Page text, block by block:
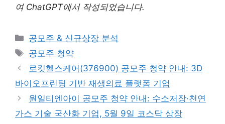
여 ChatGPT에서 작성되었습니다.
Categories
공모주 & 신규상장 분석
Tags
공모주 청약
로킷헬스케어(376900) 공모주 청약 안내: 3D
바이오프린팅 기반 재생의료 플랫폼 기업
원일티엔아이 공모주 청약 안내: 수소저장·천연
가스 기술 국산화 기업, 5월 9일 코스닥 상장